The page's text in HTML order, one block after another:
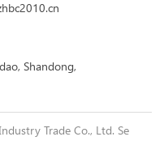
Shandong,
Trade Co., Ltd. Se